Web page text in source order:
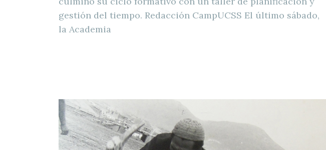
gestión del tiempo. Redacción CampUCSS El último sábado,
la Academia